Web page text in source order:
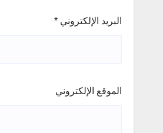
البريد الإلكتروني *
الموقع الإلكتروني